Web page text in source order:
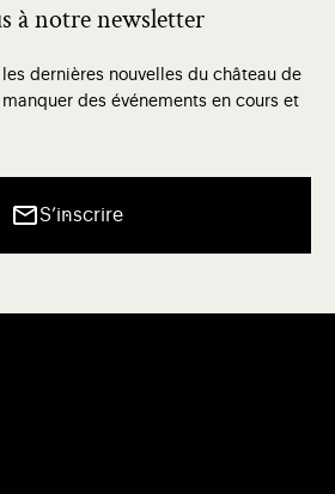
à notre newsletter
dernières nouvelles du château de
des événements en cours et
S’inscrire